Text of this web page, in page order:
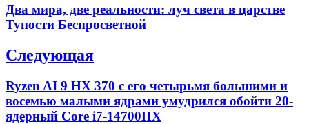
записям
Previous
post:
Два мира, две реальности: луч света в царстве
Тупости Беспросветной
Следующая
Next
post:
Ryzen AI 9 HX 370 с его четырьмя большими и
восемью малыми ядрами умудрился обойти 20-
ядерный Core i7-14700HX